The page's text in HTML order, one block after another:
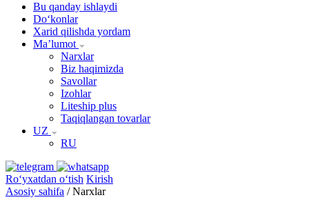
Bu qanday ishlaydi
Doʻkonlar
Xarid qilishda yordam
Maʼlumot
Narxlar
Biz haqimizda
Savollar
Izohlar
Liteship plus
Taqiqlangan tovarlar
UZ
RU
Roʻyxatdan oʻtish Kirish
Asosiy sahifa / Narxlar